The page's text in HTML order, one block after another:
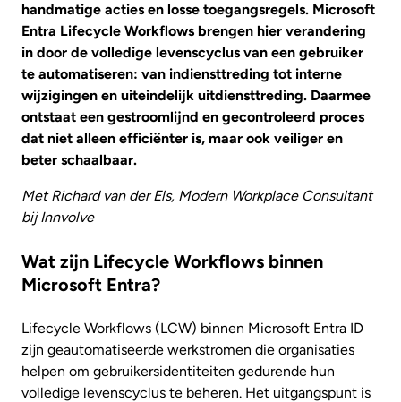
handmatige acties en losse toegangsregels. Microsoft
Entra Lifecycle Workflows brengen hier verandering
in door de volledige levenscyclus van een gebruiker
te automatiseren: van indiensttreding tot interne
wijzigingen en uiteindelijk uitdiensttreding. Daarmee
ontstaat een gestroomlijnd en gecontroleerd proces
dat niet alleen efficiënter is, maar ook veiliger en
beter schaalbaar.
Met Richard van der Els, Modern Workplace Consultant
bij Innvolve
Wat zijn Lifecycle Workflows binnen
Microsoft Entra?
Lifecycle Workflows (LCW) binnen Microsoft Entra ID
zijn geautomatiseerde werkstromen die organisaties
helpen om gebruikersidentiteiten gedurende hun
volledige levenscyclus te beheren. Het uitgangspunt is